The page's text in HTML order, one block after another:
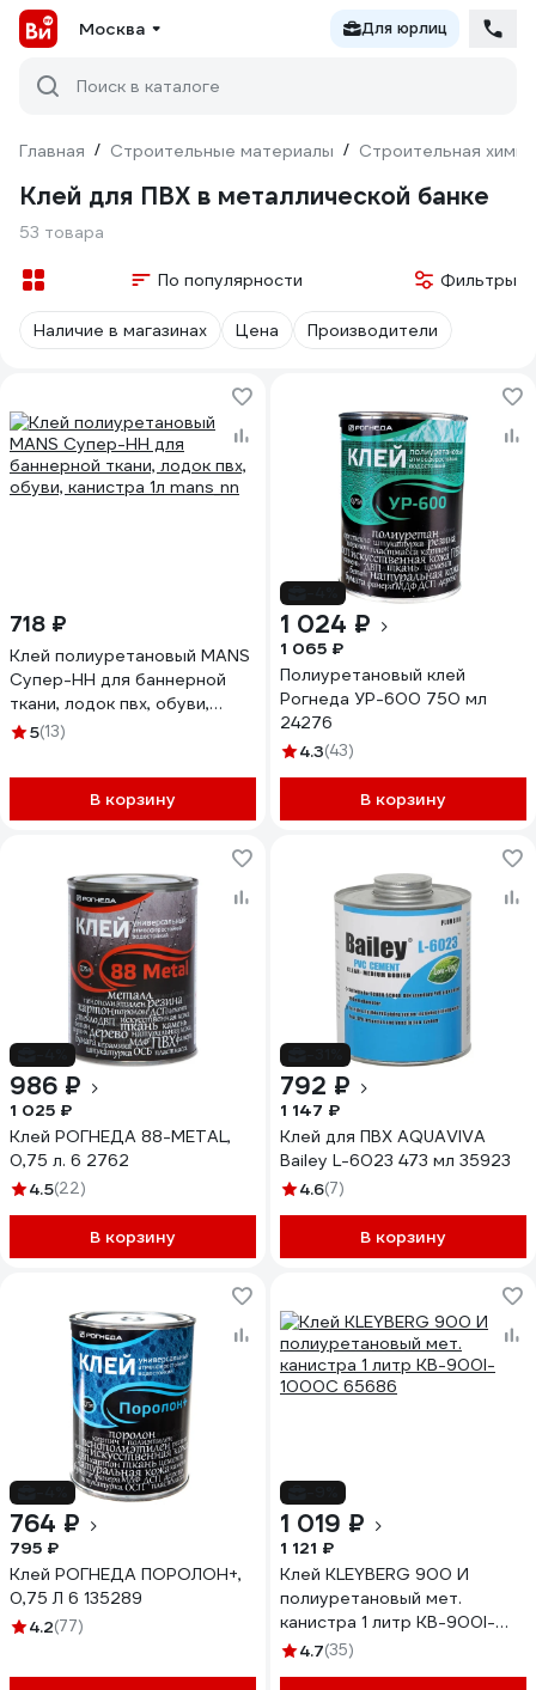
Москва Для юрлиц
Поиск в каталоге
Главная / Строительные материалы / Строительная химия
Клей для ПВХ в металлической банке
53 товара
По популярности Фильтры
Наличие в магазинах Цена Производители
718 ₽
Клей полиуретановый MANS
Супер-НН для баннерной
ткани, лодок пвх, обуви,
канистра 1л mans_nn
5(13)
В корзину
1 024 ₽
1 065 ₽
Полиуретановый клей
Рогнеда УР-600 750 мл
24276
4.3(43)
В корзину
986 ₽
1 025 ₽
Клей РОГНЕДА 88-METAL,
0,75 л. 6 2762
4.5(22)
В корзину
792 ₽
1 147 ₽
Клей для ПВХ AQUAVIVA
Bailey L-6023 473 мл 35923
4.6(7)
В корзину
764 ₽
795 ₽
Клей РОГНЕДА ПОРОЛОН+,
0,75 Л 6 135289
4.2(77)
1 019 ₽
1 121 ₽
Клей KLEYBERG 900 И
полиуретановый мет.
канистра 1 литр KB-900I-
1000C 65686
4.7(35)